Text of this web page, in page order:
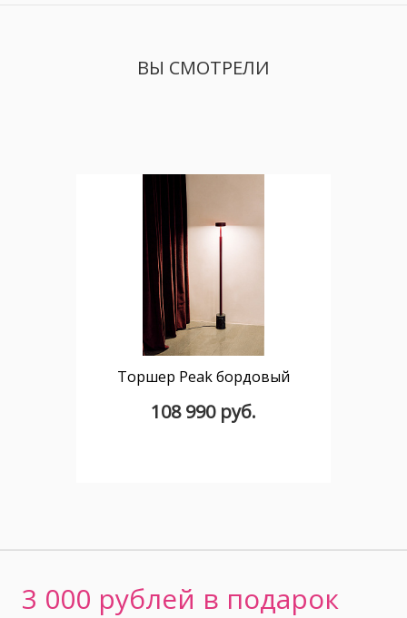
ВЫ СМОТРЕЛИ
Торшер Peak бордовый
108 990 руб.
3 000 рублей в подарок